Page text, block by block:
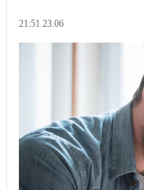
21:51 23.06